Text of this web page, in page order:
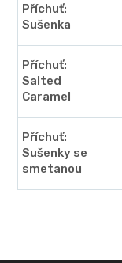
Příchuť:
Sušenka
Příchuť:
Salted
Caramel
Příchuť:
Sušenky se
smetanou